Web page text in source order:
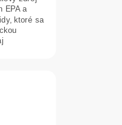
EPA a
ktoré sa